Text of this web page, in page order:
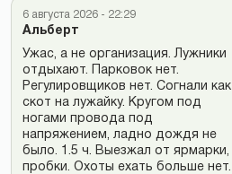
6 августа 2026 - 22:29
Альберт
Ужас, а не организация. Лужники
отдыхают. Парковок нет.
Регулировщиков нет. Согнали как
скот на лужайку. Кругом под
ногами провода под
напряжением, ладно дождя не
было. 1.5 ч. Выезжал от ярмарки,
пробки. Охоты ехать больше нет.